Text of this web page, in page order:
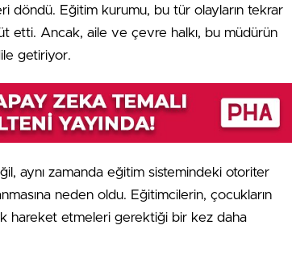
döndü. Eğitim kurumu, bu tür olayların tekrar
etti. Ancak, aile ve çevre halkı, bu müdürün
getiriyor.
aynı zamanda eğitim sistemindeki otoriter
neden oldu. Eğitimcilerin, çocukların
hareket etmeleri gerektiği bir kez daha